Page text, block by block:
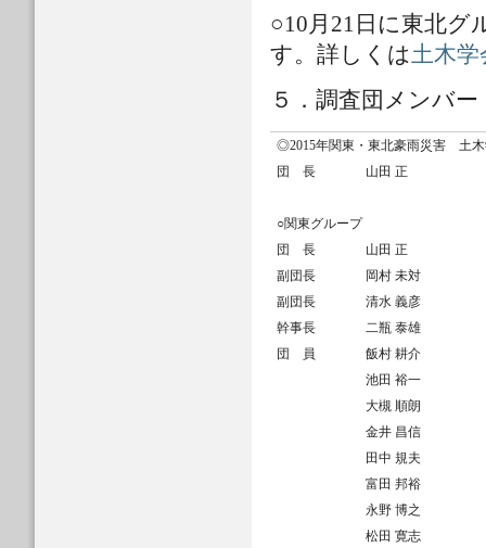
○10月21日に東北グ
す。詳しくは 土木
５．調査団メンバー
◎2015年関東・東北豪雨災害 土木
団 長
山田 正
○関東グループ
団 長
山田 正
副団長
岡村 未対
副団長
清水 義彦
幹事長
二瓶 泰雄
団 員
飯村 耕介
池田 裕一
大槻 順朗
金井 昌信
田中 規夫
富田 邦裕
永野 博之
松田 寛志